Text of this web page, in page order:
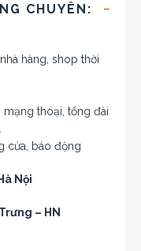
CHUYÊN:
hàng, shop thời
thoại, tổng đài
cửa, báo động
Nội
– HN